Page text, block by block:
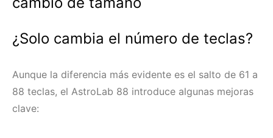
¿Solo cambia el número de teclas?
Aunque la diferencia más evidente es el salto de 61 a
88 teclas, el AstroLab 88 introduce algunas mejoras
clave: